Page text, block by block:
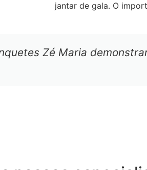
jantar de gala. O
Zé Maria